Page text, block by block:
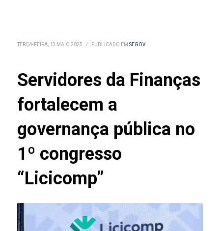
TERÇA-FEIRA, 13 MAIO 2025 / PUBLICADO EM SEGOV
Servidores da Finanças
fortalecem a
governança pública no
1º congresso
“Licicomp”